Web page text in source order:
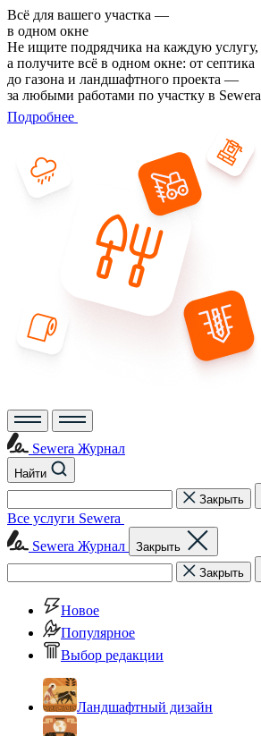
Всё для вашего участка —
в одном окне
Не ищите подрядчика на каждую услугу,
а получите всё в одном окне: от септика
до газона и ландшафтного проекта —
за любыми работами по участку в Sewera
Подробнее
Sewera Журнал
Найти
Закрыть
Все услуги Sewera
Sewera Журнал
Закрыть
Закрыть
Новое
Популярное
Выбор редакции
Ландшафтный дизайн